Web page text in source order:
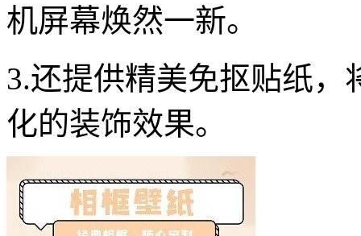
机屏幕焕然一新。
3.还提供精美免抠贴纸
化的装饰效果。